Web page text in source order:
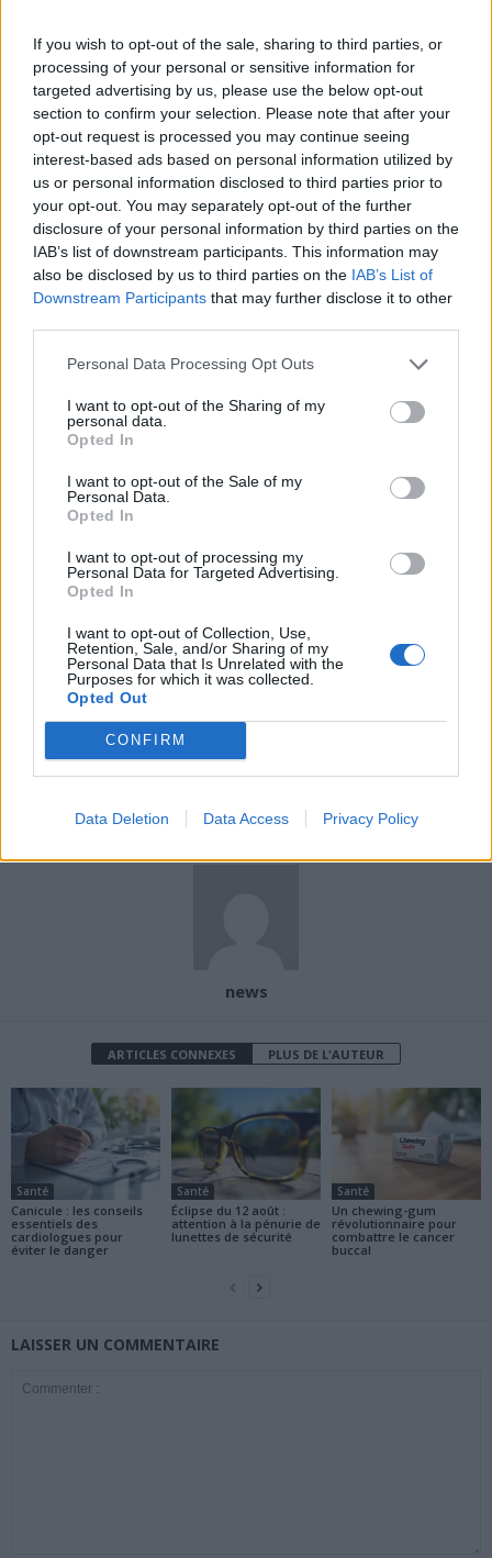
If you wish to opt-out of the sale, sharing to third parties, or
processing of your personal or sensitive information for
targeted advertising by us, please use the below opt-out
section to confirm your selection. Please note that after your
opt-out request is processed you may continue seeing
interest-based ads based on personal information utilized by
us or personal information disclosed to third parties prior to
your opt-out. You may separately opt-out of the further
disclosure of your personal information by third parties on the
IAB’s list of downstream participants. This information may
also be disclosed by us to third parties on the IAB’s List of
Downstream Participants that may further disclose it to other
Personal Data Processing Opt Outs
I want to opt-out of the Sharing of my
personal data.
Opted In
I want to opt-out of the Sale of my
Personal Data.
Opted In
I want to opt-out of processing my
Personal Data for Targeted Advertising.
Opted In
I want to opt-out of Collection, Use,
Retention, Sale, and/or Sharing of my
Personal Data that Is Unrelated with the
Purposes for which it was collected.
Opted Out
CONFIRM
Data Deletion Data Access Privacy Policy
préoccupante
En 2022, le cancer du sein était la principale cause de cancer chez
les femmes dans 157 pays sur 185, selon l’Organisation mondiale
de la santé (OMS). On estimait à 2,3 millions le nombre de
nouveaux cas et à 670 000 le nombre de décès liés à cette maladie
cette année-là.
Les statistiques montrent qu’une femme est diagnostiquée toutes
les minutes dans le monde, et qu’une autre en décède. La situation
s’aggrave : selon un rapport publié dans
3,2 millions de nouveaux cas et 1,1 million de décès annuels, soit
Le dépistage repose principalement sur la mammographie,
antécédents familiaux ou symptômes. Après cette radiographie,
d’autres examens comme l’échographie ou la biopsie peuvent être
réalisés si des anomalies sont détectées.
Allonger après le repas : un
absolument
news
ARTICLES CONNEXES PLUS DE L'AUTEUR
Santé
Canicule : les conseils
essentiels des
cardiologues pour
éviter le danger
Santé
Éclipse du 12 août :
attention à la pénurie de
lunettes de sécurité
Santé
Un chewing-gum
révolutionnaire pour
combattre le cancer
buccal
LAISSER UN COMMENTAIRE